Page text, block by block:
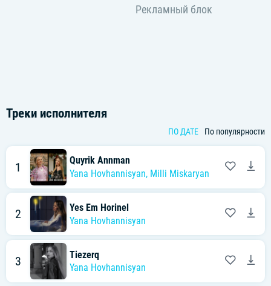
Треки исполнителя
ПО ДАТЕ По популярности
1
Quyrik Annman
Yana Hovhannisyan, Milli Miskaryan
2
Yes Em Horinel
Yana Hovhannisyan
3
Tiezerq
Yana Hovhannisyan